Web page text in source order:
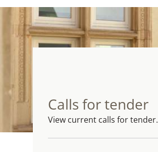
Calls for tender
View current calls for tender.